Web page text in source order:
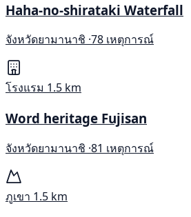
Haha-no-shirataki Waterfall
จังหวัดยามานาชิ ·78 เหตุการณ์
โรงแรม 1.5 km
Word heritage Fujisan
จังหวัดยามานาชิ ·81 เหตุการณ์
ภูเขา 1.5 km